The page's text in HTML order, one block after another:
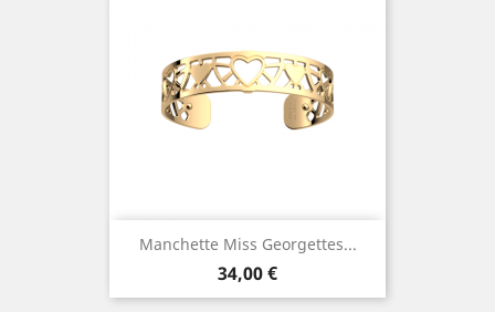
Manchette Miss Georgettes...
Prix
34,00 €